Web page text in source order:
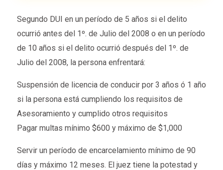
Segundo DUI en un período de 5 años si el delito
ocurrió antes del 1º. de Julio del 2008 o en un período
de 10 años si el delito ocurrió después del 1º. de
Julio del 2008, la persona enfrentará:
Suspensión de licencia de conducir por 3 años ó 1 año
si la persona está cumpliendo los requisitos de
Asesoramiento y cumplido otros requisitos
Pagar multas mínimo $600 y máximo de $1,000
Servir un período de encarcelamiento mínimo de 90
días y máximo 12 meses. El juez tiene la potestad y